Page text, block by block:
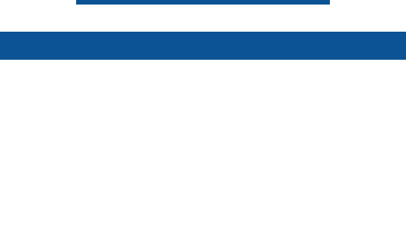
事故や故障等緊急の際はJAF ♯8139